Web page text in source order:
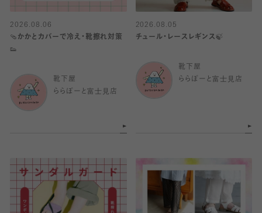
2026.08.06
🩴かかとカバーで冷え・靴擦れ対策
👟
靴下屋
ららぽーと富士見店
2026.08.05
チュール・レースレギンス🍃
靴下屋
ららぽーと富士見店